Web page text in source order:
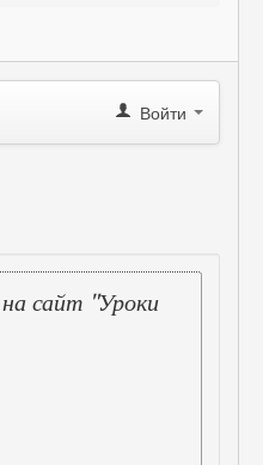
Войти
сайт "Уроки